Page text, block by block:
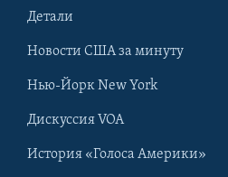
Детали
Новости США за минуту
Нью-Йорк New York
Дискуссия VOA
История «Голоса Америки»